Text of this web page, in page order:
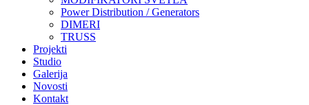
Power Distribution / Generators
DIMERI
TRUSS
Projekti
Studio
Galerija
Novosti
Kontakt